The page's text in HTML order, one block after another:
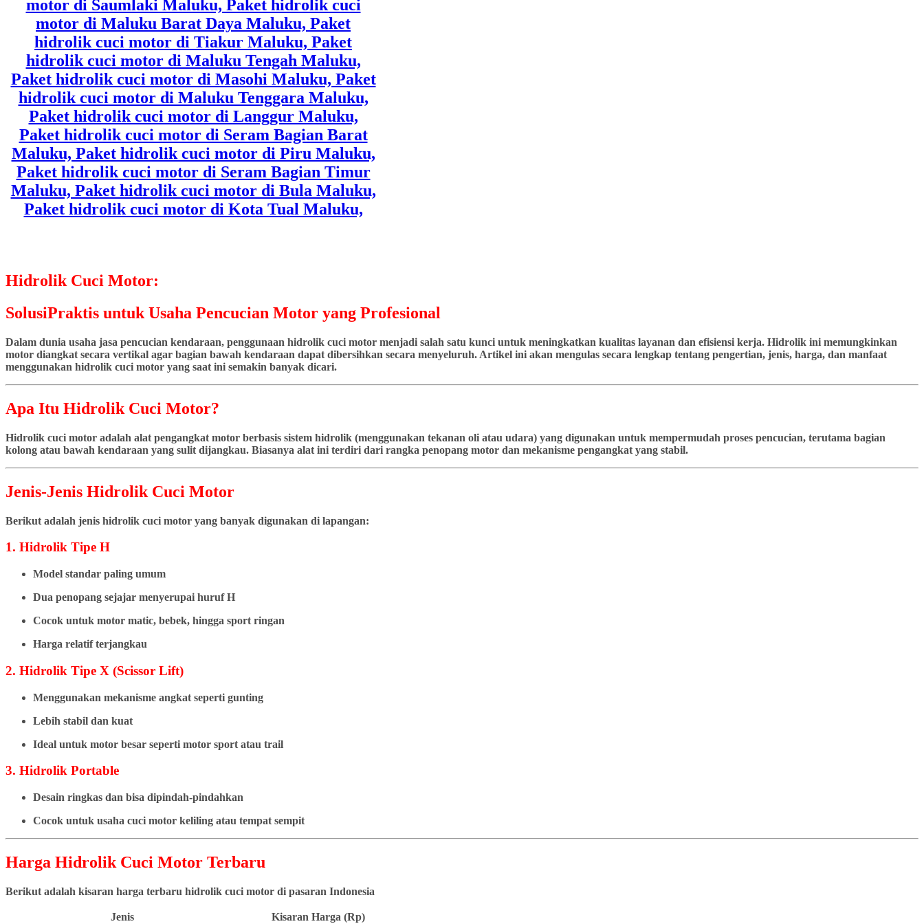
Hidrolik Cuci Motor:
SolusiPraktis untuk Usaha Pencucian Motor yang Profesional
Dalam dunia usaha jasa pencucian kendaraan, penggunaan hidrolik cuci motor menjadi salah satu kunci untuk meningkatkan kualitas layanan dan efisiensi kerja. Hidrolik ini memungkinkan
motor diangkat secara vertikal agar bagian bawah kendaraan dapat dibersihkan secara menyeluruh. Artikel ini akan mengulas secara lengkap tentang pengertian, jenis, harga, dan manfaat
menggunakan hidrolik cuci motor yang saat ini semakin banyak dicari.
Apa Itu Hidrolik Cuci Motor?
Hidrolik cuci motor adalah alat pengangkat motor berbasis sistem hidrolik (menggunakan tekanan oli atau udara) yang digunakan untuk mempermudah proses pencucian, terutama bagian
kolong atau bawah kendaraan yang sulit dijangkau. Biasanya alat ini terdiri dari rangka penopang motor dan mekanisme pengangkat yang stabil.
Jenis-Jenis Hidrolik Cuci Motor
Berikut adalah jenis hidrolik cuci motor yang banyak digunakan di lapangan:
1. Hidrolik Tipe H
Model standar paling umum
Dua penopang sejajar menyerupai huruf H
Cocok untuk motor matic, bebek, hingga sport ringan
Harga relatif terjangkau
2. Hidrolik Tipe X (Scissor Lift)
Menggunakan mekanisme angkat seperti gunting
Lebih stabil dan kuat
Ideal untuk motor besar seperti motor sport atau trail
3. Hidrolik Portable
Desain ringkas dan bisa dipindah-pindahkan
Cocok untuk usaha cuci motor keliling atau tempat sempit
Harga Hidrolik Cuci Motor Terbaru
Berikut adalah kisaran harga terbaru hidrolik cuci motor di pasaran Indonesia
Jenis Kisaran Harga (Rp)